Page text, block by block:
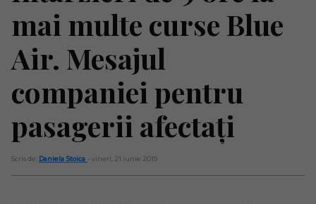
mai multe curse Blue
Air. Mesajul
companiei pentru
pasagerii afectați
Scris de: Daniela Stoica - vineri, 21 iunie 2019